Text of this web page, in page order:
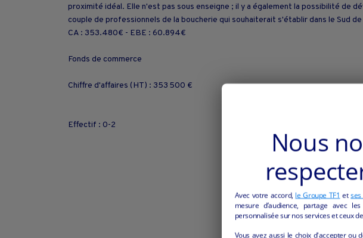
proximité idéal. Elle n'est pas sous enseigne ; il y a également la possibilité de
couple de professionnels de la boucherie qui souhaiterait s'établir dans le Sud
CA : 353.480€ - EBE : 60.894€
Fonds de commerce
Chiffre d'affaires (HT) : 353 500 €
Effectif : 0-2
Nous
Avec votre accord, le Groupe TF1 et
mesure d’audience, partage avec
personnalisée sur nos services et ceux
Vous avez aussi le choix d'accepter ou